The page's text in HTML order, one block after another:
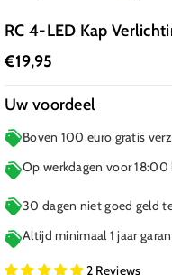
RC 4-LED Kap
€19,95
Uw voordeel
Boven 100 euro gratis
Op werkdagen voor
30 dagen niet goed geld
Altijd minimaal 1 jaar
2 Reviews